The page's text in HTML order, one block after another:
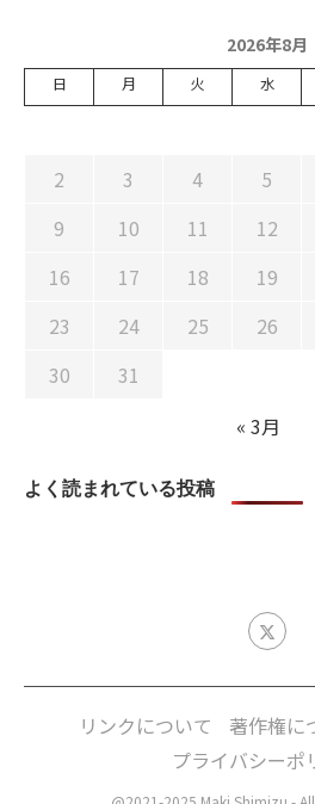
2026年8月
日 月 火 水
2
3 4 5
9
10 11 12
16
17 18 19
23
24 25 26
30
31
« 3月
よく読まれている投稿
リンクについて 著作権に
プライバシーポ